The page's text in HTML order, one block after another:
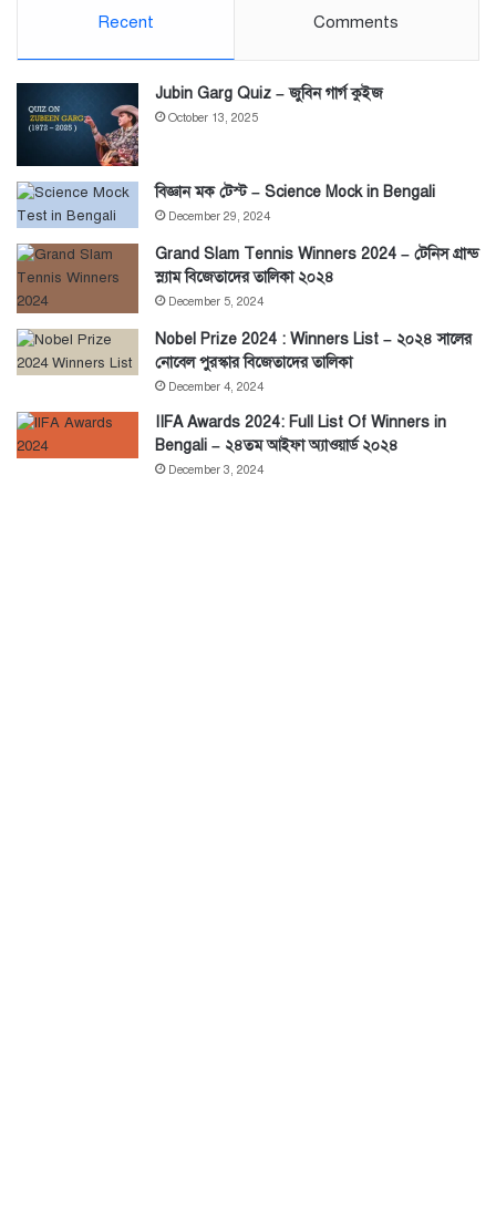
Recent Comments
Jubin Garg Quiz – জুবিন গার্গ কুইজ
October 13, 2025
বিজ্ঞান মক টেস্ট – Science Mock in Bengali
December 29, 2024
Grand Slam Tennis Winners 2024 – টেনিস গ্রান্ড
স্ল্যাম বিজেতাদের তালিকা ২০২৪
December 5, 2024
Nobel Prize 2024 : Winners List – ২০২৪ সালের
নোবেল পুরস্কার বিজেতাদের তালিকা
December 4, 2024
IIFA Awards 2024: Full List Of Winners in
Bengali – ২৪তম আইফা অ্যাওয়ার্ড ২০২৪
December 3, 2024